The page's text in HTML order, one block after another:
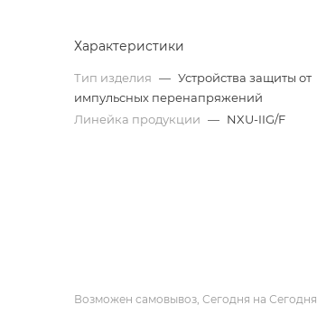
Характеристики
Тип изделия — Устройства защиты от
импульсных перенапряжений
Линейка продукции — NXU-IIG/F
Возможен самовывоз, Сегодня на Сегодня.